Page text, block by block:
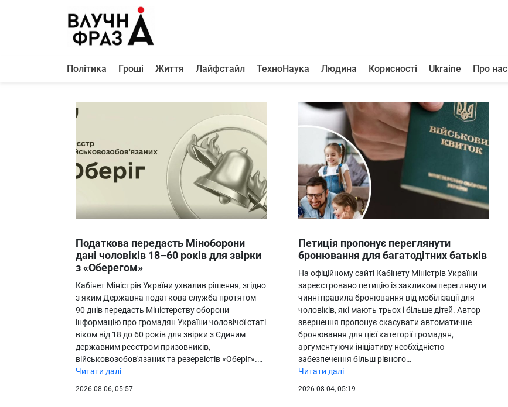
Політика
ТехноНаука
Людина
Про нас
Політика Гроші Життя Лайфстайл ТехноНаука Людина Корисності Ukraine Про нас
Податкова передасть Міноборони
дані чоловіків 18–60 років для звірки
з «Оберегом»
Кабінет Міністрів України ухвалив рішення, згідно
з яким Державна податкова служба протягом
90 днів передасть Міністерству оборони
інформацію про громадян України чоловічої статі
віком від 18 до 60 років для звірки з Єдиним
державним реєстром призовників,
військовозобов'язаних та резервістів «Оберіг».…
Читати далі
2026-08-06, 05:57
Петиція пропонує переглянути
бронювання для багатодітних батьків
На офіційному сайті Кабінету Міністрів України
зареєстровано петицію із закликом переглянути
чинні правила бронювання від мобілізації для
чоловіків, які мають трьох і більше дітей. Автор
звернення пропонує скасувати автоматичне
бронювання для цієї категорії громадян,
аргументуючи ініціативу необхідністю
забезпечення більш рівного…
Читати далі
2026-08-04, 05:19